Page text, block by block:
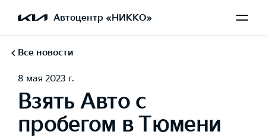
Автоцентр «НИККО»
Все новости
8 мая 2023 г.
Взять Авто с
пробегом в Тюмени